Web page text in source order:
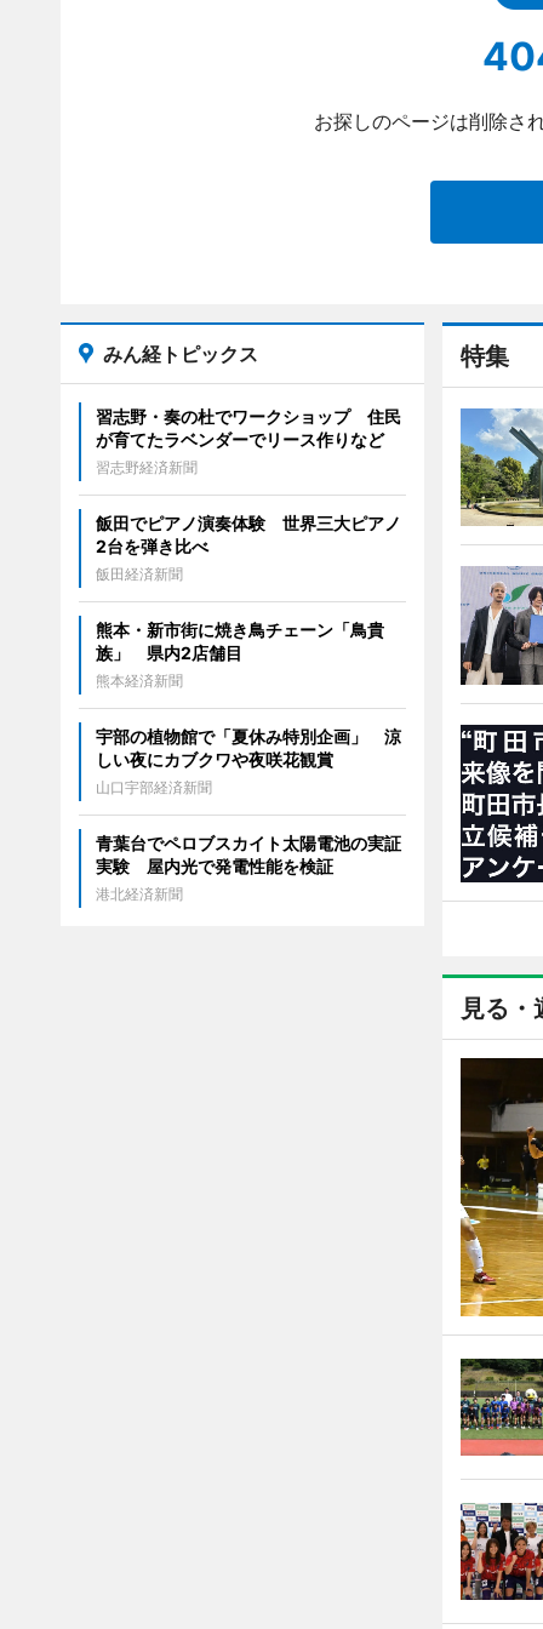
お探しのページは削除さ
特集
見る・
みん経トピックス
習志野・奏の杜でワークショップ 住民
が育てたラベンダーでリース作りなど
習志野経済新聞
飯田でピアノ演奏体験 世界三大ピアノ
2台を弾き比べ
飯田経済新聞
熊本・新市街に焼き鳥チェーン「鳥貴
族」 県内2店舗目
熊本経済新聞
宇部の植物館で「夏休み特別企画」 涼
しい夜にカブクワや夜咲花観賞
山口宇部経済新聞
青葉台でペロブスカイト太陽電池の実証
実験 屋内光で発電性能を検証
港北経済新聞